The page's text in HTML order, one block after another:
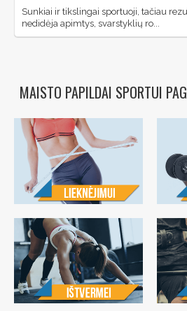
Sunkiai ir tikslingai sportuoji, tačiau
nedidėja apimtys, svarstyklių ro...
MAISTO PAPILDAI SPORTUI